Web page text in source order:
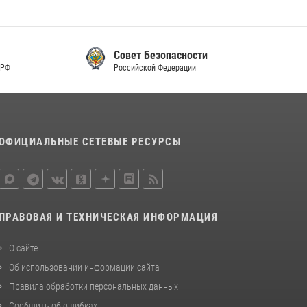
Совет Безопасности
Российской Федерации
СЕТЕВЫЕ РЕСУРСЫ
ПРАВОВАЯ И ТЕХНИЧЕСКАЯ ИНФОРМАЦИЯ
О сайте
Об использовании информации сайта
Правила обработки персональных данных